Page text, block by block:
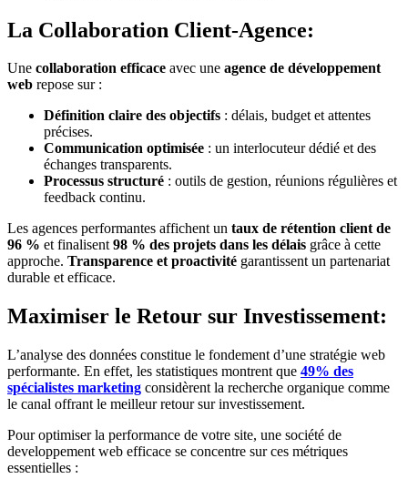
La Collaboration Client-Agence:
Une collaboration efficace avec une agence de développement
web repose sur :
Définition claire des objectifs : délais, budget et attentes
précises.
Communication optimisée : un interlocuteur dédié et des
échanges transparents.
Processus structuré : outils de gestion, réunions régulières et
feedback continu.
Les agences performantes affichent un taux de rétention client de
96 % et finalisent98 % des projets dans les délais grâce à cette
approche. Transparence et proactivité garantissent un partenariat
durable et efficace.
Maximiser le Retour sur Investissement:
L’analyse des données constitue le fondement d’une stratégie web
performante. En effet, les statistiques montrent que 49% des
spécialistes marketing considèrent la recherche organique comme
le canal offrant le meilleur retour sur investissement.
Pour optimiser la performance de votre site, une société de
developpement web efficace se concentre sur ces métriques
essentielles :